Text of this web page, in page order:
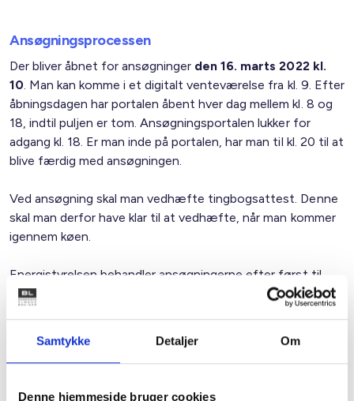
Samtykke Detaljer Om
Denne hjemmeside bruger cookies
Ansøgningsprocessen
Der bliver åbnet for ansøgninger den 16. marts 2022 kl.
10. Man kan komme i et digitalt venteværelse fra kl. 9. Efter
åbningsdagen har portalen åbent hver dag mellem kl. 8 og
18, indtil puljen er tom. Ansøgningsportalen lukker for
adgang kl. 18. Er man inde på portalen, har man til kl. 20 til at
blive færdig med ansøgningen.
Ved ansøgning skal man vedhæfte tingbogsattest. Denne
skal man derfor have klar til at vedhæfte, når man kommer
igennem køen.
Energistyrelsen behandler ansøgningerne efter først til
mølle-princippet, hvilket betyder, at sagsbehandlingen af
ansøgninger påbegyndes i den rækkefølge, de bliver
Inden åbningen er det en god idé at forberede